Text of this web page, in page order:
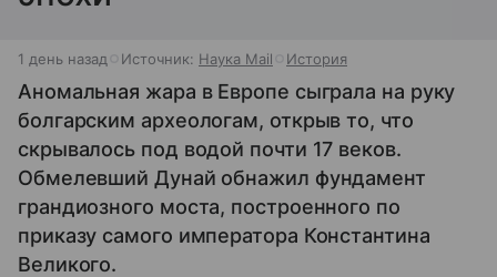
1 день назад Источник: Наука Mail История
Аномальная жара в Европе сыграла на руку
болгарским археологам, открыв то, что
скрывалось под водой почти 17 веков.
Обмелевший Дунай обнажил фундамент
грандиозного моста, построенного по
приказу самого императора Константина
Великого.